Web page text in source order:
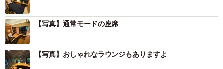
【写真】通常モードの座席
【写真】おしゃれなラウンジもありますよ